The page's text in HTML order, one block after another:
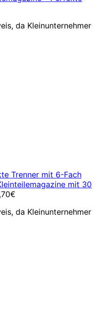
da Kleinunternehmer
Trenner mit 6-Fach
mit 30
€
da Kleinunternehmer